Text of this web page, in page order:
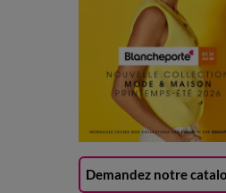
Demandez notre